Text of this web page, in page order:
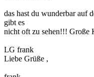
das hast du wunderbar auf
gibt es
nicht oft zu sehen!!! Große
LG frank
Liebe Grüße ,